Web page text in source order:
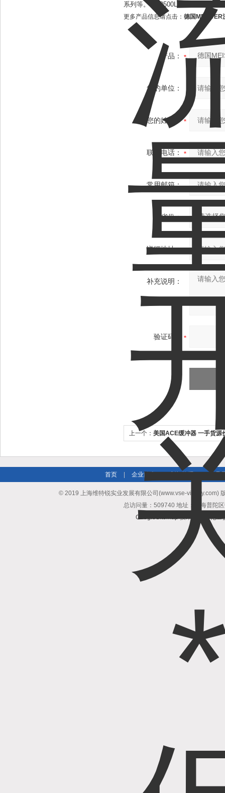
系列等。YT-2500LSN1200F(S)。
更多产品信息请点击： 德国MEISTER
产品：
您的单位：
您的姓名：
联系电话：
常用邮箱：
省份：
详细地址：
补充说明：
验证码：
上一个： 美国ACE缓冲器 一手货源
首页 企业简介
© 2019 上海维特锐实业发展有限公司(www.vse-victory.com)
总访问量：509740 地址：上海普陀
GoogleSitemap技术支持：化工